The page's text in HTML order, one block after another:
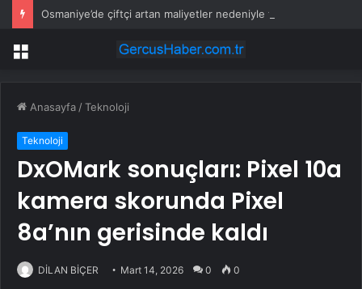
Menü
Anasayfa /Teknoloji
Teknoloji
DxOMark sonuçları: Pixel 10a
kamera skorunda Pixel
8a’nın gerisinde kaldı
DİLAN BİÇER Mart 14, 2026 0 0